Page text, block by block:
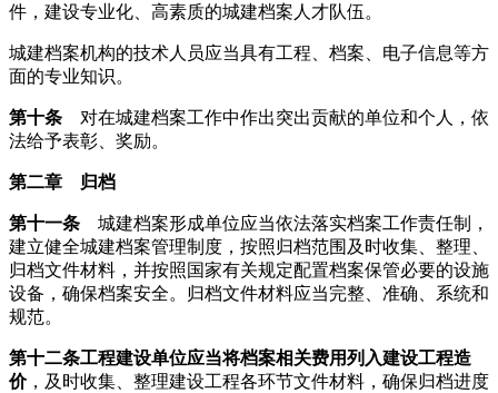
件，建设专业化、高素质的城建档案人才队伍。
城建档案机构的技术人员应当具有工程、档案、电子信息等方
面的专业知识。
第十条 对在城建档案工作中作出突出贡献的单位和个人，依
法给予表彰、奖励。
第二章 归档
第十一条 城建档案形成单位应当依法落实档案工作责任制，
建立健全城建档案管理制度，按照归档范围及时收集、整理、
归档文件材料，并按照国家有关规定配置档案保管必要的设施
设备，确保档案安全。归档文件材料应当完整、准确、系统和
规范。
第十二条工程建设单位应当将档案相关费用列入建设工程造
价，及时收集、整理建设工程各环节文件材料，确保归档进度